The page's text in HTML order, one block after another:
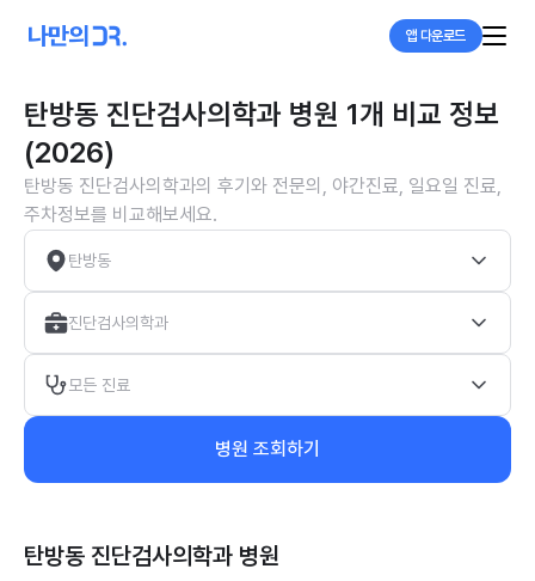
앱 다운로드
탄방동 진단검사의학과 병원 1개 비교 정보
(2026)
탄방동 진단검사의학과의 후기와 전문의, 야간진료, 일요일 진료,
주차정보를 비교해보세요.
탄방동
진단검사의학과
모든 진료
병원 조회하기
탄방동 진단검사의학과 병원